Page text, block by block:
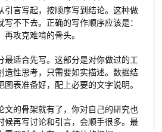
引言写起，按顺序写到结论。这种做
不下去。正确的写作顺序应该是：
攻克难啃的骨头。
最适合先写。这部分是对你做过的工
造性思考，只需要如实描述。数据结
表准备好，配上必要的文字说明。
文的骨架就有了，你对自己的研究也
候再写讨论和引言，会顺手很多。最